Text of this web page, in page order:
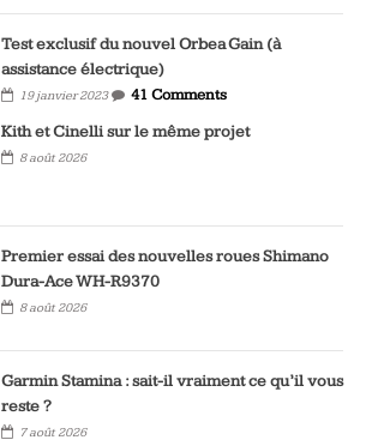
Test exclusif du nouvel Orbea Gain (à
assistance électrique)
19 janvier 2023
41 Comments
Kith et Cinelli sur le même projet
8 août 2026
Premier essai des nouvelles roues Shimano
Dura-Ace WH-R9370
8 août 2026
Garmin Stamina : sait-il vraiment ce qu’il vous
reste ?
7 août 2026